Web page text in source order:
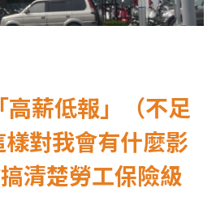
薪低報」（不足
對我會有什麼影
清楚勞工保險級